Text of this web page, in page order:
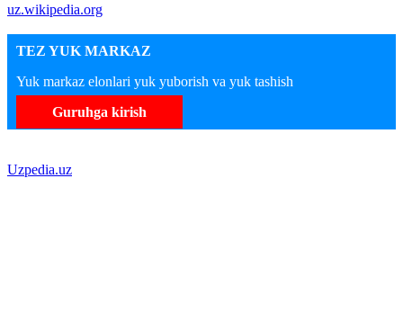
uz.wikipedia.org
TEZ YUK MARKAZ
Yuk markaz elonlari yuk yuborish va yuk tashish
Guruhga kirish
Uzpedia.uz